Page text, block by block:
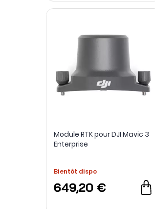
Module RTK pour DJI Mavic 3
Enterprise
Bientôt dispo
649,20 €